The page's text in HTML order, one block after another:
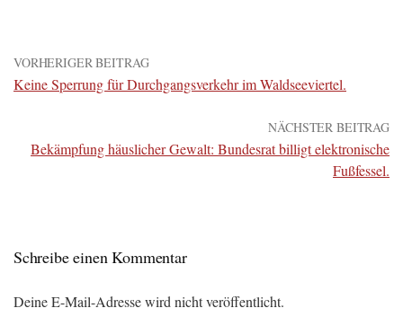
VORHERIGER BEITRAG
Keine Sperrung für Durchgangsverkehr im Waldseeviertel.
NÄCHSTER BEITRAG
Bekämpfung häuslicher Gewalt: Bundesrat billigt elektronische
Fußfessel.
Schreibe einen Kommentar
Deine E-Mail-Adresse wird nicht veröffentlicht.